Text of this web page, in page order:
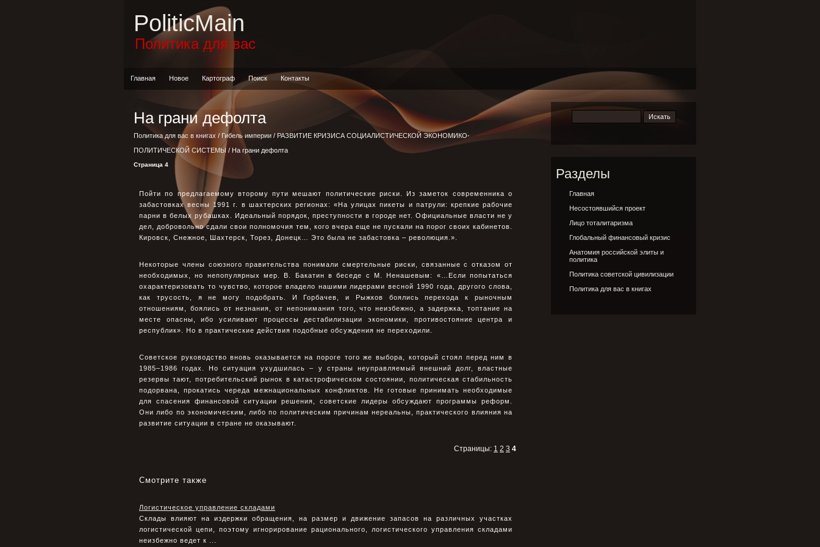
PoliticMain
Политика для вас
Главная Новое Картограф Поиск Контакты
На грани дефолта
Политика для вас в книгах / Гибель империи/РАЗВИТИЕ КРИЗИСА СОЦИАЛИСТИЧЕСКОЙ ЭКОНОМИКО-
ПОЛИТИЧЕСКОЙ СИСТЕМЫ / На грани дефолта
Страница 4
Пойти по предлагаемому второму пути мешают политические риски. Из заметок современника о
забастовках весны 1991 г. в шахтерских регионах: «На улицах пикеты и патрули: крепкие рабочие
парни в белых рубашках. Идеальный порядок, преступности в городе нет. Официальные власти не у
дел, добровольно сдали свои полномочия тем, кого вчера еще не пускали на порог своих кабинетов.
Кировск, Снежное, Шахтерск, Торез, Донецк… Это была не забастовка – революция.».
Некоторые члены союзного правительства понимали смертельные риски, связанные с отказом от
необходимых, но непопулярных мер. В. Бакатин в беседе с М. Ненашевым: «…Если попытаться
охарактеризовать то чувство, которое владело нашими лидерами весной 1990 года, другого слова,
как трусость, я не могу подобрать. И Горбачев, и Рыжков боялись перехода к рыночным
отношениям, боялись от незнания, от непонимания того, что неизбежно, а задержка, топтание на
месте опасны, ибо усиливают процессы дестабилизации экономики, противостояние центра и
республик». Но в практические действия подобные обсуждения не переходили.
Советское руководство вновь оказывается на пороге того же выбора, который стоял перед ним в
1985–1986 годах. Но ситуация ухудшилась – у страны неуправляемый внешний долг, властные
резервы тают, потребительский рынок в катастрофическом состоянии, политическая стабильность
подорвана, прокатись череда межнациональных конфликтов. Не готовые принимать необходимые
для спасения финансовой ситуации решения, советские лидеры обсуждают программы реформ.
Они либо по экономическим, либо по политическим причинам нереальны, практического влияния на
развитие ситуации в стране не оказывают.
Страницы: 1 2 3 4
Смотрите также
Логистическое управление складами
Склады влияют на издержки обращения, на размер и движение запасов на различных участках
логистической цепи, поэтому игнорирование рационального, логистического управления складами
неизбежно ведет к ...
Разделы
Главная
Несостоявшийся проект
Лицо тоталитаризма
Глобальный финансовый кризис
Анатомия российской элиты и
политика
Политика советской цивилизации
Политика для вас в книгах